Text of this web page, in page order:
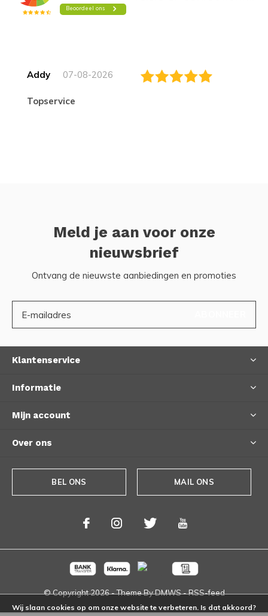
Addy 07-08-2026
topservice
Meld je aan voor onze
nieuwsbrief
Ontvang de nieuwste aanbiedingen en promoties
Klantenservice
Informatie
Mijn account
Over ons
BEL ONS MAIL ONS
© Copyright2026- Theme ByDMWS-RSS-feed
Wij slaan cookies op om onze website te verbeteren. Is dat akkoord?